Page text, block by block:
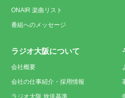
ONAIR 楽曲リスト
番組へのメッセージ
ラジオ大阪について
会社概要
会社の仕事紹介・採用情報